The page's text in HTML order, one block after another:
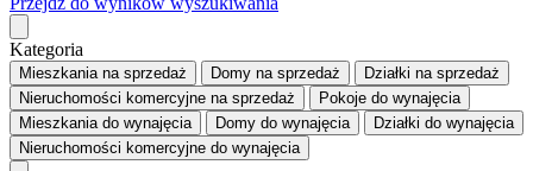
Kategoria
Mieszkaniana sprzedaż Domy na sprzedaż Działki na sprzedaż
Nieruchomości komercyjne na sprzedaż Pokoje do wynajęcia
Mieszkaniado wynajęcia Domy do wynajęcia Działki do wynajęcia
Nieruchomości komercyjne do wynajęcia